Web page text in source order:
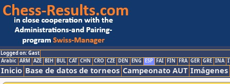
Logged on: Gast
Arabic ARM AZE BIH BUL CAT CHN CRO CZE DEN ENG ESP FAI FIN FRA GER GRE INA
Inicio Base de datos de torneos Campeonato AUT Imágenes